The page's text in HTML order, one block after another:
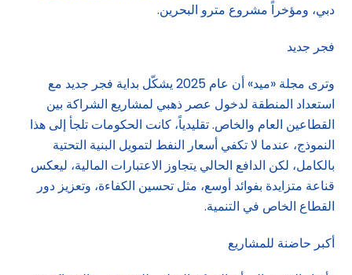
دبي، ومؤخراً مشروع مترو البحرين.
فجر جديد
وترى مجلة «ميد» أن عام 2025 يشكّل بداية فجر جديد مع
استعداد المنطقة لدخول عصر ذهبي لمشاريع الشراكة بين
القطاعين العام والخاص. تقليدياً، كانت الحكومات تلجأ إلى هذا
النموذج، عندما لا تكفي أسعار النفط لتمويل البنية التحتية
بالكامل، لكن الدافع الحالي يتجاوز الاعتبارات المالية، ليعكس
قناعة متزايدة بفوائد أوسع، مثل تحسين الكفاءة، وتعزيز دور
القطاع الخاص في التنمية.
أكبر حاضنة للمشاريع